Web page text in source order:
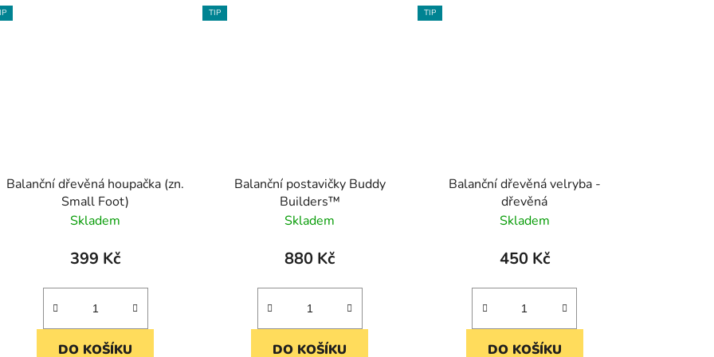
Balanční dřevěná houpačka (zn.
Small Foot)
Skladem
399 Kč
DO KOŠÍKU
TIP
Balanční postavičky Buddy
Builders™
Skladem
880 Kč
DO KOŠÍKU
TIP
Balanční dřevěná velryba -
dřevěná
Skladem
450 Kč
DO KOŠÍKU